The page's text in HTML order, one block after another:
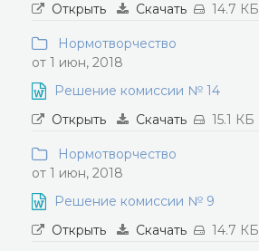
Открыть
Скачать 14.7 КБ
Нормотворчество
от 1 июн, 2018
Решение комиссии № 14
Открыть
Скачать 15.1 КБ
Нормотворчество
от 1 июн, 2018
Решение комиссии № 9
Открыть
Скачать 14.7 КБ